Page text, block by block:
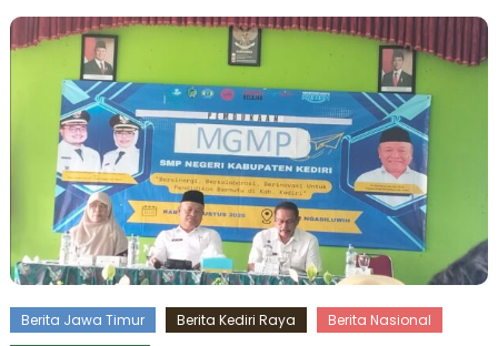
Berita Jawa Timur Berita Kediri Raya
Berita Nasional